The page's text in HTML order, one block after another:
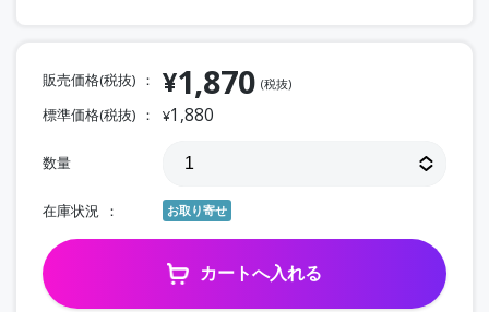
販売価格(税抜) ¥1,870 (税抜)
標準価格(税抜) ¥1,880
数量
在庫状況 お取り寄せ
カートへ入れる